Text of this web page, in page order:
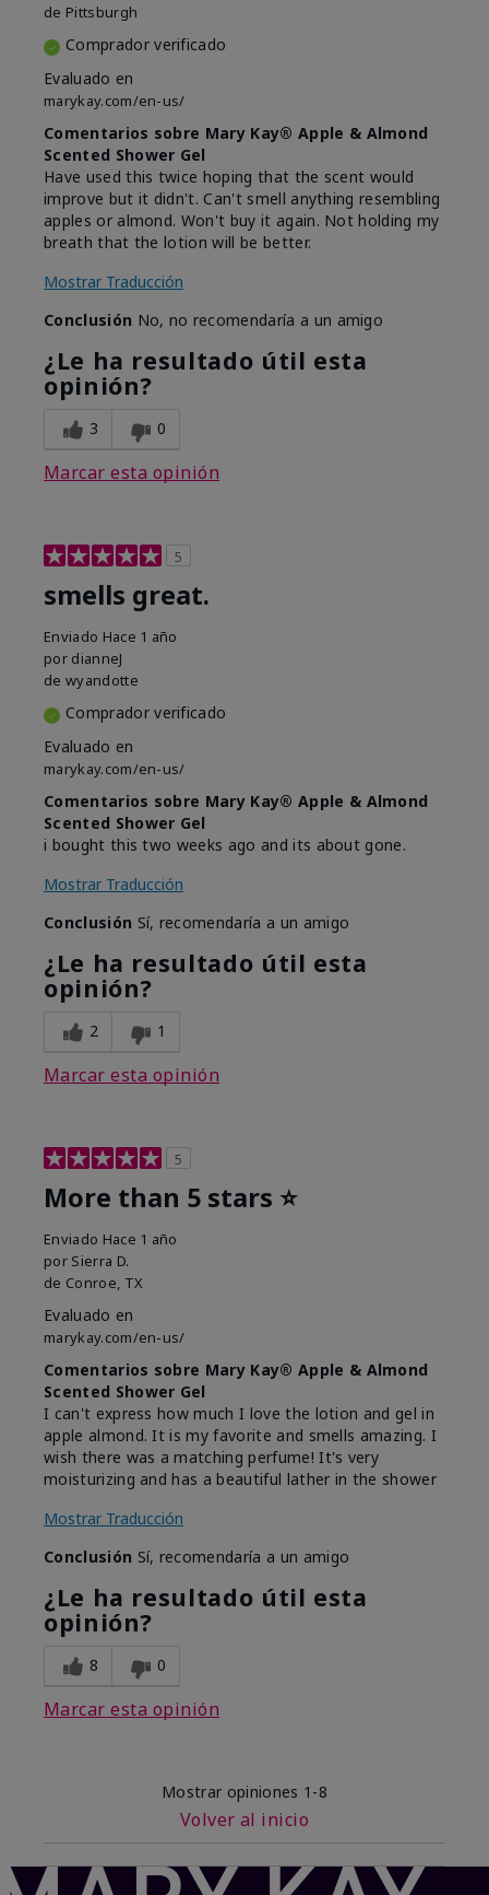
de Pittsburgh
Comprador verificado
Evaluado en
marykay.com/en-us/
Comentarios sobre Mary Kay® Apple & Almond
Scented Shower Gel
Have used this twice hoping that the scent would
improve but it didn't. Can't smell anything resembling
apples or almond. Won't buy it again. Not holding my
breath that the lotion will be better.
Mostrar Traducción
Conclusión No, no recomendaría a un amigo
¿Le ha resultado útil esta
opinión?
3 0
Marcar esta opinión
5
smells great.
Enviado Hace 1 año
por dianneJ
de wyandotte
Comprador verificado
Evaluado en
marykay.com/en-us/
Comentarios sobre Mary Kay® Apple & Almond
Scented Shower Gel
i bought this two weeks ago and its about gone.
Mostrar Traducción
Conclusión Sí, recomendaría a un amigo
¿Le ha resultado útil esta
opinión?
2 1
Marcar esta opinión
5
More than 5 stars ⭐️
Enviado Hace 1 año
por Sierra D.
de Conroe, TX
Evaluado en
marykay.com/en-us/
Comentarios sobre Mary Kay® Apple & Almond
Scented Shower Gel
I can't express how much I love the lotion and gel in
apple almond. It is my favorite and smells amazing. I
wish there was a matching perfume! It's very
moisturizing and has a beautiful lather in the shower
Mostrar Traducción
Conclusión Sí, recomendaría a un amigo
¿Le ha resultado útil esta
opinión?
8 0
Marcar esta opinión
Mostrar opiniones 1-8
Volver al inicio